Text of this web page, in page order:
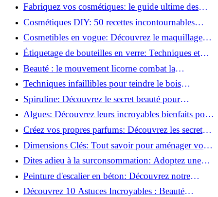
Fabriquez vos cosmétiques: le guide ultime des
produits de beauté maison!
Cosmétiques DIY: 50 recettes incontournables
pour sublimer votre beauté naturelle!
Cosmetibles en vogue: Découvrez le maquillage
100% comestible!
Étiquetage de bouteilles en verre: Techniques et
astuces incontournables!
Beauté : le mouvement licorne combat la
surconsommation !
Techniques infaillibles pour teindre le bois
naturellement: Découvrez comment!
Spiruline: Découvrez le secret beauté pour
revitaliser les peaux fatiguées!
Algues: Découvrez leurs incroyables bienfaits pour
la santé et la beauté!
Créez vos propres parfums: Découvrez les secrets
de la fabrication artisanale!
Dimensions Clés: Tout savoir pour aménager votre
salle de bains!
Dites adieu à la surconsommation: Adoptez une
vie plus simple!
Peinture d'escalier en béton: Découvrez notre
tutoriel facile et rapide!
Découvrez 10 Astuces Incroyables : Beauté